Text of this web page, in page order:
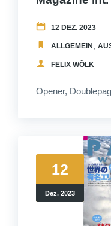
12 DEZ. 2023
ALLGEMEIN
FELIX WÖLK
Opener,
12
Dez. 2023